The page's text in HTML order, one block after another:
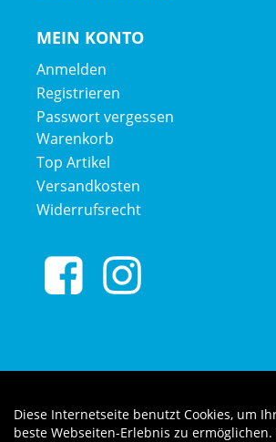
MEIN KONTO
Anmelden
Registrieren
Passwort vergessen
Warenkorb
Top Artikel
Versandkosten
Widerrufsrecht
Diese Internetseite benutzt Cookies, um
beste Webseiten-Erlebnis zu ermöglichen.